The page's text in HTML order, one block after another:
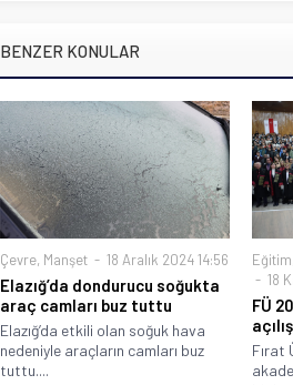
BENZER KONULAR
Çevre, Manşet 18 Aralık 2024 14:56
Elazığ’da dondurucu soğukta
araç camları buz tuttu
Elazığ’da etkili olan soğuk hava
nedeniyle araçların camları buz
tuttu....
Eğitim
18
FÜ
Fırat